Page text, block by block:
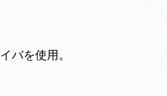
バを使用。